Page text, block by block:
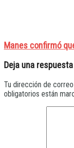
Manes confirmó
Deja una respuesta
Tu dirección de
obligatorios están